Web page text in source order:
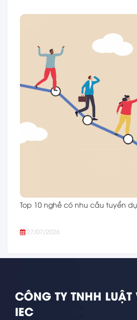
Top 10 nghề có nhu cầu tuyển
27/07/2026
CÔNG TY TNHH LUẬT
IEC